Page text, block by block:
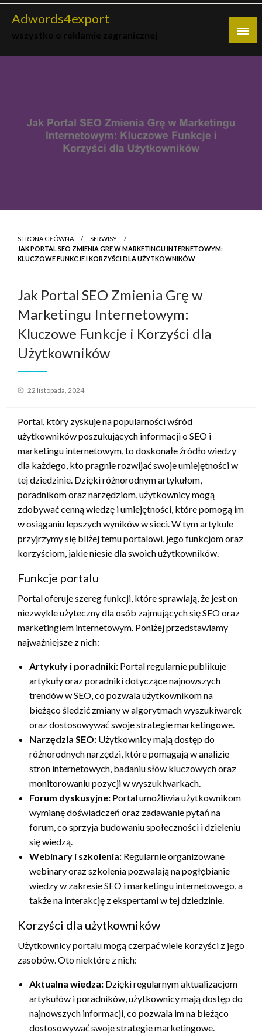
Skip
Adwords4export
STRONA GŁÓWNA
SERWISY
JAK PORTAL SEO ZMIENIA GRĘ W MARKETINGU INTERNETOWYM:
KLUCZOWE FUNKCJE I KORZYŚCI DLA UŻYTKOWNIKÓW
Jak Portal SEO Zmienia Grę w
Marketingu Internetowym:
Kluczowe Funkcje i Korzyści dla
Użytkowników
Opublikowane
22 listopada, 2024
Portal, który zyskuje na popularności wśród
użytkowników poszukujących informacji o SEO i
marketingu internetowym, to doskonałe źródło wiedzy
dla każdego, kto pragnie rozwijać swoje umiejętności w
tej dziedzinie. Dzięki różnorodnym artykułom,
poradnikom oraz narzędziom, użytkownicy mogą
zdobywać cenną wiedzę i umiejętności, które pomogą im
w osiąganiu lepszych wyników w sieci. W tym artykule
przyjrzymy się bliżej temu portalowi, jego funkcjom oraz
korzyściom, jakie niesie dla swoich użytkowników.
Funkcje portalu
Portal oferuje szereg funkcji, które sprawiają, że jest on
niezwykle użyteczny dla osób zajmujących się SEO oraz
marketingiem internetowym. Poniżej przedstawiamy
najważniejsze z nich:
Artykuły i poradniki: Portal regularnie publikuje
artykuły oraz poradniki dotyczące najnowszych
trendów w SEO, co pozwala użytkownikom na
bieżąco śledzić zmiany w algorytmach wyszukiwarek
oraz dostosowywać swoje strategie marketingowe.
Narzędzia SEO: Użytkownicy mają dostęp do
różnorodnych narzędzi, które pomagają w analizie
stron internetowych, badaniu słów kluczowych oraz
monitorowaniu pozycji w wyszukiwarkach.
Forum dyskusyjne: Portal umożliwia użytkownikom
wymianę doświadczeń oraz zadawanie pytań na
forum, co sprzyja budowaniu społeczności i dzieleniu
się wiedzą.
Webinary i szkolenia: Regularnie organizowane
webinary oraz szkolenia pozwalają na pogłębianie
wiedzy w zakresie SEO i marketingu internetowego, a
także na interakcję z ekspertami w tej dziedzinie.
Korzyści dla użytkowników
Użytkownicy portalu mogą czerpać wiele korzyści z jego
zasobów. Oto niektóre z nich:
Aktualna wiedza: Dzięki regularnym aktualizacjom
artykułów i poradników, użytkownicy mają dostęp do
najnowszych informacji, co pozwala im na bieżąco
dostosowywać swoje strategie marketingowe.